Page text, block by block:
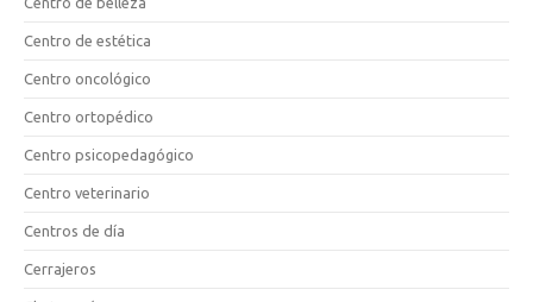
Centro de estética
Centro oncológico
Centro ortopédico
Centro psicopedagógico
Centro veterinario
Centros de día
Cerrajeros